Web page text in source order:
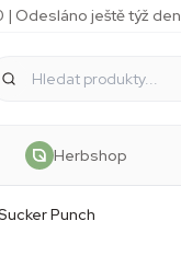
Odesláno ještě týž den
Herbshop
Punch